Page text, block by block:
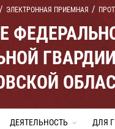
ЭЛЕКТРОННАЯ ПРИЕМНАЯ
ДЕЯТЕЛЬНОСТЬ ДЛЯ